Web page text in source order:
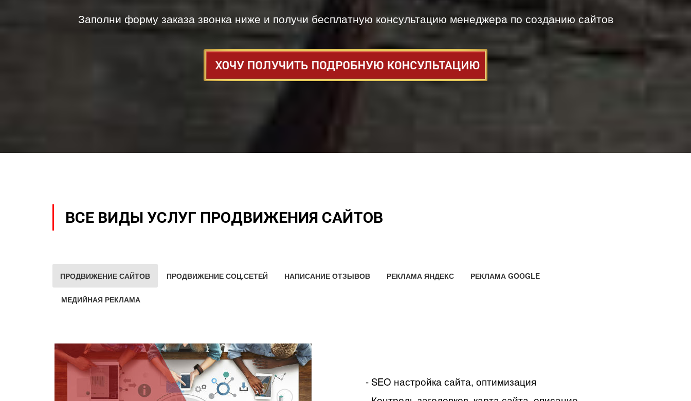
Заполни форму заказа звонка ниже и получи бесплатную консультацию менеджера по созданию сайтов
ВСЕ ВИДЫ УСЛУГ ПРОДВИЖЕНИЯ САЙТОВ
ПРОДВИЖЕНИЕ САЙТОВ ПРОДВИЖЕНИЕ СОЦ.СЕТЕЙ НАПИСАНИЕ ОТЗЫВОВ РЕКЛАМА ЯНДЕКС РЕКЛАМА GOOGLE
МЕДИЙНАЯ РЕКЛАМА
- SEO настройка сайта, оптимизация